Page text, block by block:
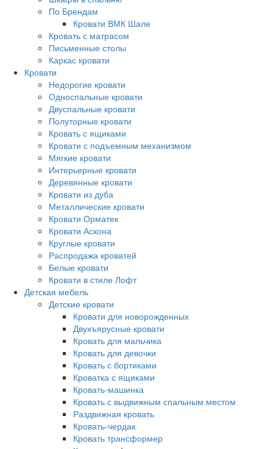
По Брендам
Кровати ВМК Шале
Кровать с матрасом
Письменные столы
Каркас кровати
Кровати
Недорогие кровати
Односпальные кровати
Двуспальные кровати
Полуторные кровати
Кровать с ящиками
Кровати с подъемным механизмом
Мягкие кровати
Интерьерные кровати
Деревянные кровати
Кровати из дуба
Металлические кровати
Кровати Орматек
Кровати Аскона
Круглые кровати
Распродажа кроватей
Белые кровати
Кровати в стиле Лофт
Детская мебель
Детские кровати
Кровати для новорожденных
Двухъярусные кровати
Кровать для мальчика
Кровать для девочки
Кровать с бортиками
Кроватка с ящиками
Кровать-машинка
Кровать с выдвижным спальным местом
Раздвижная кровать
Кровать-чердак
Кровать трансформер